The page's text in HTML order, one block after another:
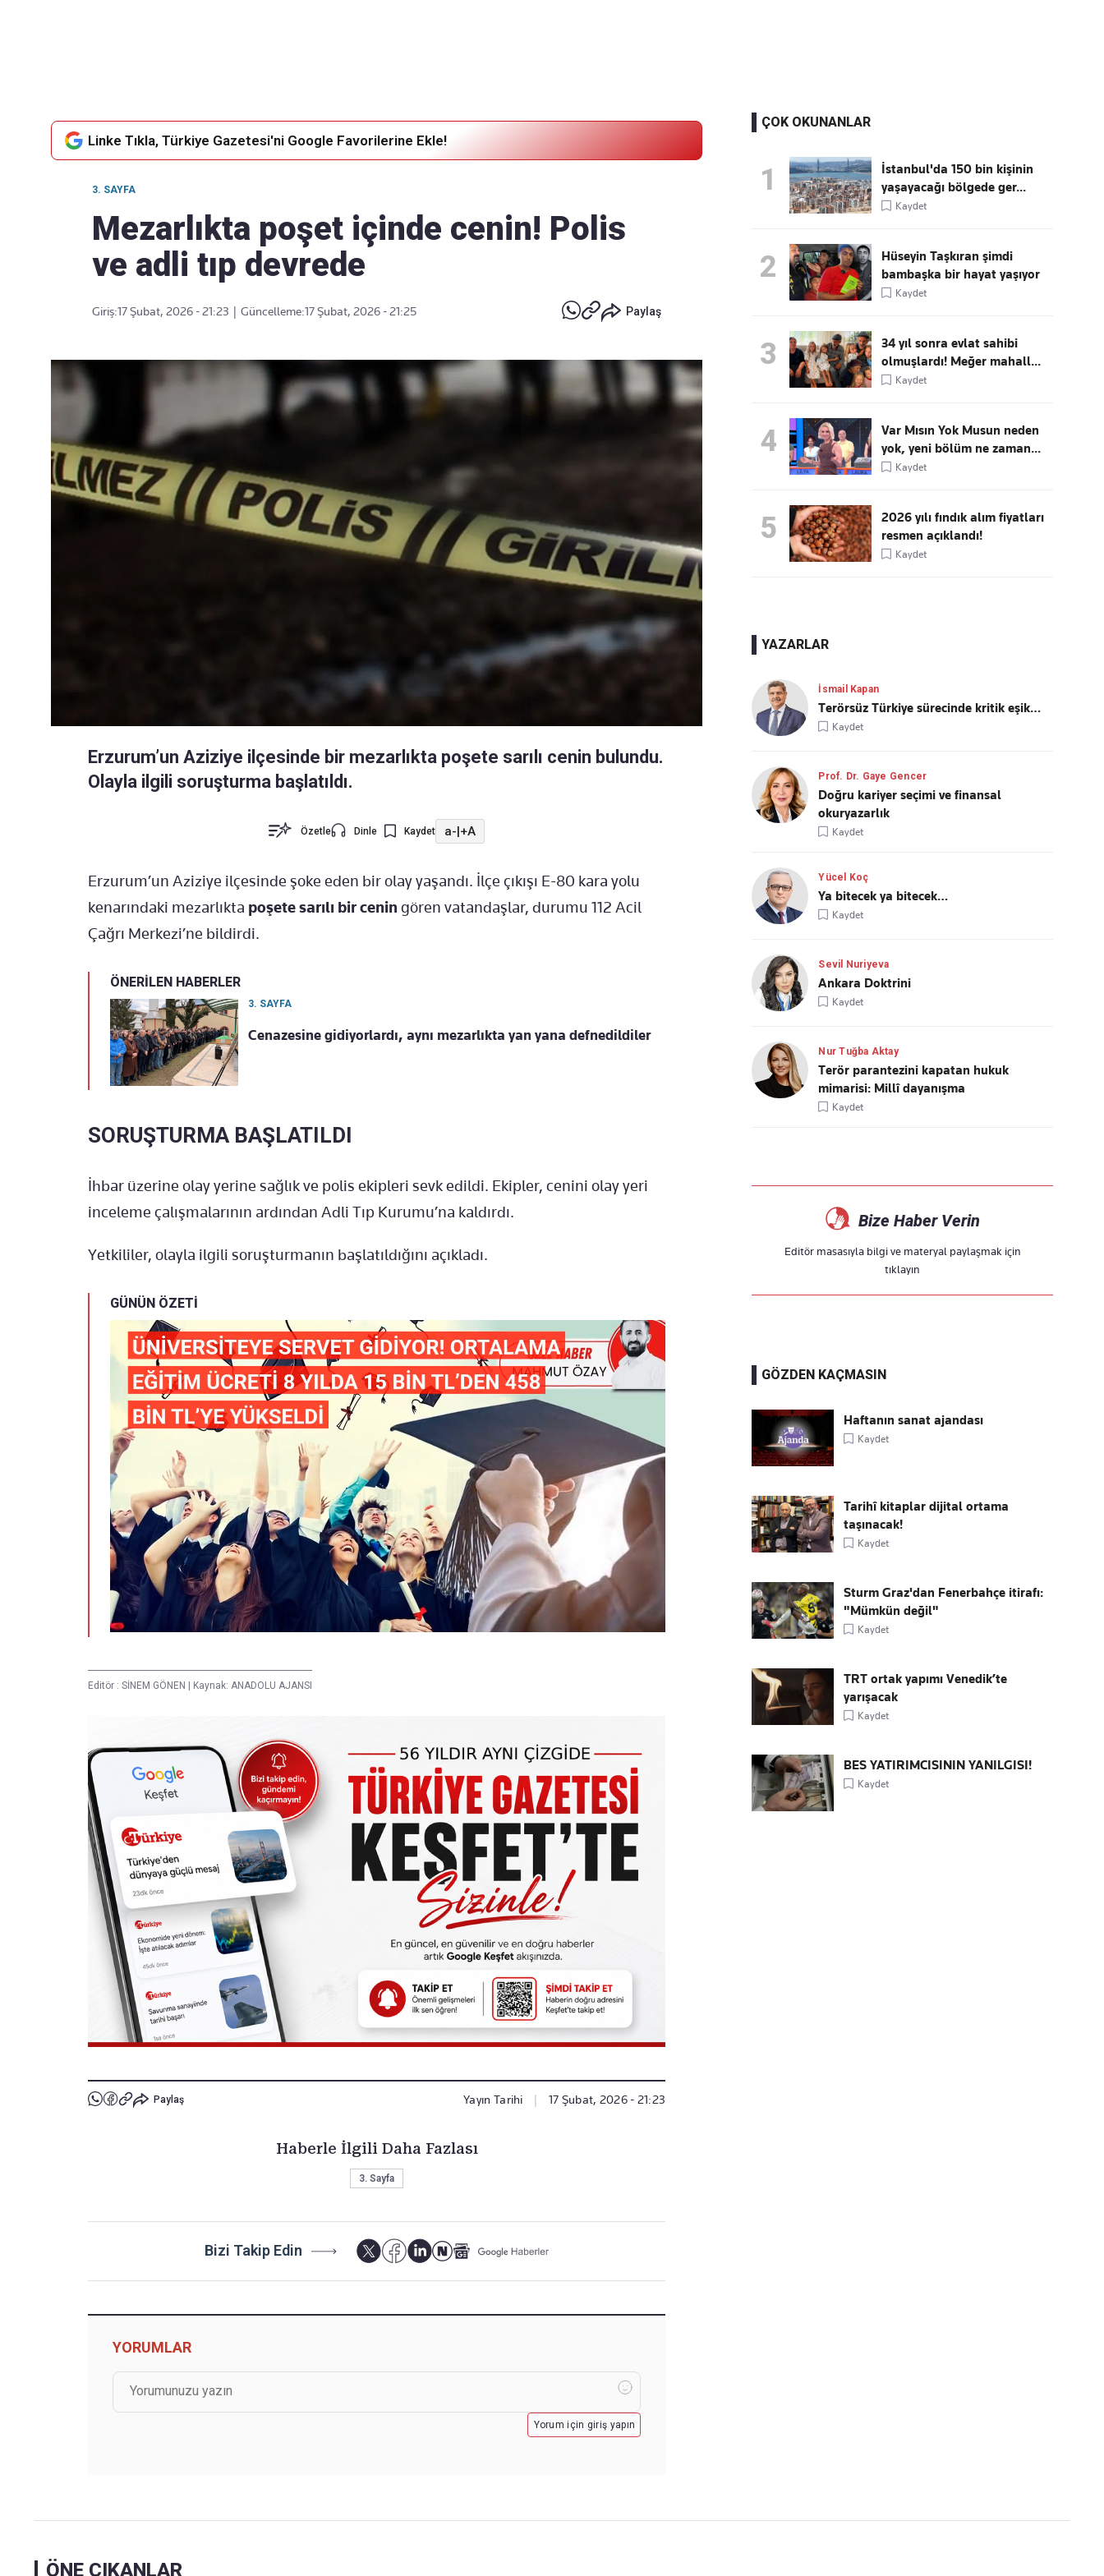
Linke Tıkla, Türkiye Gazetesi'ni Google Favorilerine Ekle!
3. SAYFA
Mezarlıkta poşet içinde cenin! Polis
ve adli tıp devrede
Giriş:17 Şubat, 2026 - 21:23 Güncelleme:17 Şubat, 2026 - 21:25 Paylaş
Erzurum’un Aziziye ilçesinde bir mezarlıkta poşete sarılı cenin bulundu.
Olayla ilgili soruşturma başlatıldı.
Özetle Dinle Kaydet a-|+A
Erzurum’un Aziziye ilçesinde şoke eden bir olay yaşandı. İlçe çıkışı E-80 kara yolu
kenarındaki mezarlıkta poşete sarılı bir cenin gören vatandaşlar, durumu 112 Acil
Çağrı Merkezi’ne bildirdi.
ÖNERİLEN HABERLER
3. SAYFA
Cenazesine gidiyorlardı, aynı mezarlıkta yan yana defnedildiler
SORUŞTURMA BAŞLATILDI
İhbar üzerine olay yerine sağlık ve polis ekipleri sevk edildi. Ekipler, cenini olay yeri
inceleme çalışmalarının ardından Adli Tıp Kurumu’na kaldırdı.
Yetkililer, olayla ilgili soruşturmanın başlatıldığını açıkladı.
GÜNÜN ÖZETİ
Editör : SİNEM GÖNEN | Kaynak: ANADOLU AJANSI
Paylaş Yayın Tarihi 17 Şubat, 2026 - 21:23
Haberle İlgili Daha Fazlası
3. Sayfa
Bizi Takip Edin
YORUMLAR
Yorum için giriş yapın
ÇOK OKUNANLAR
1
İstanbul'da 150 bin kişinin
yaşayacağı bölgede ger...
Kaydet
2
Hüseyin Taşkıran şimdi
bambaşka bir hayat yaşıyor
Kaydet
3
34 yıl sonra evlat sahibi
olmuşlardı! Meğer mahall...
Kaydet
4
Var Mısın Yok Musun neden
yok, yeni bölüm ne zaman...
Kaydet
5
2026 yılı fındık alım fiyatları
resmen açıklandı!
Kaydet
YAZARLAR
İsmail Kapan
Terörsüz Türkiye sürecinde kritik eşik…
Kaydet
Prof. Dr. Gaye Gencer
Doğru kariyer seçimi ve finansal
okuryazarlık
Kaydet
Yücel Koç
Ya bitecek ya bitecek…
Kaydet
Sevil Nuriyeva
Ankara Doktrini
Kaydet
Nur Tuğba Aktay
Terör parantezini kapatan hukuk
mimarisi: Millî dayanışma
Kaydet
Bize Haber Verin
Editör masasıyla bilgi ve materyal paylaşmak için
tıklayın
GÖZDEN KAÇMASIN
Haftanın sanat ajandası
Kaydet
Tarihî kitaplar dijital ortama
taşınacak!
Kaydet
Sturm Graz'dan Fenerbahçe itirafı:
"Mümkün değil"
Kaydet
TRT ortak yapımı Venedik’te
yarışacak
Kaydet
BES YATIRIMCISININ YANILGISI!
Kaydet
ÖNE ÇIKANLAR